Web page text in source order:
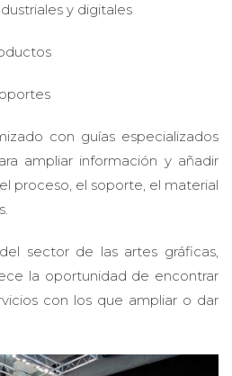
y digitales
con guías especializados
ampliar información y añadir
proceso, el soporte, el material
sector de las artes gráficas,
la oportunidad de encontrar
con los que ampliar o dar